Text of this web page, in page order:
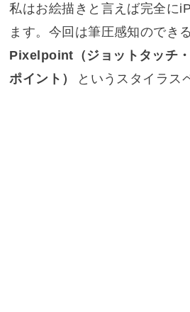
私はお絵描きと言えば完全に
ます。今回は筆圧感知のできる
Pixelpoint（ジョットタッチ
ポイント）
というスタイラス